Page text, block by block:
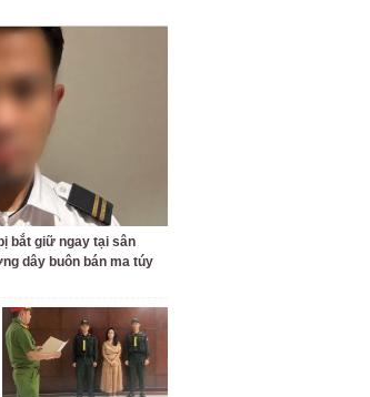
bắt giữ ngay tại sân
dây buôn bán ma túy